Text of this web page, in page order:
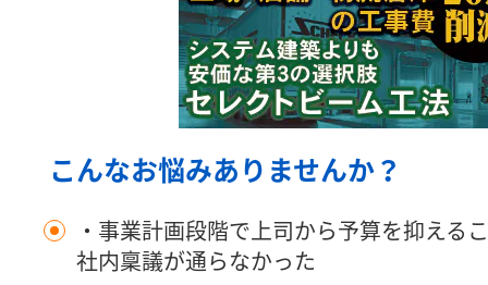
こんなお悩みありませんか？
・事業計画段階で上司から予算を抑える
社内稟議が通らなかった